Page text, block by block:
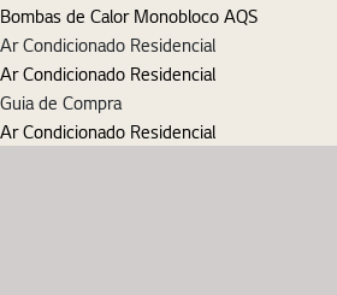
Bombas de Calor Monobloco AQS
Ar Condicionado Residencial
Ar Condicionado Residencial
Guia de Compra
Ar Condicionado Residencial